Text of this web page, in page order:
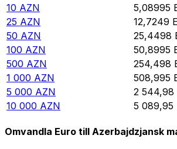
10 AZN 5,08995
25 AZN 12,7249
50 AZN 25,4498
100 AZN 50,8995
500 AZN 254,498
1 000 AZN 508,995
5 000 AZN 2 544,98
10 000 AZN 5 089,95
Omvandla Euro till Azerbajdzjansk